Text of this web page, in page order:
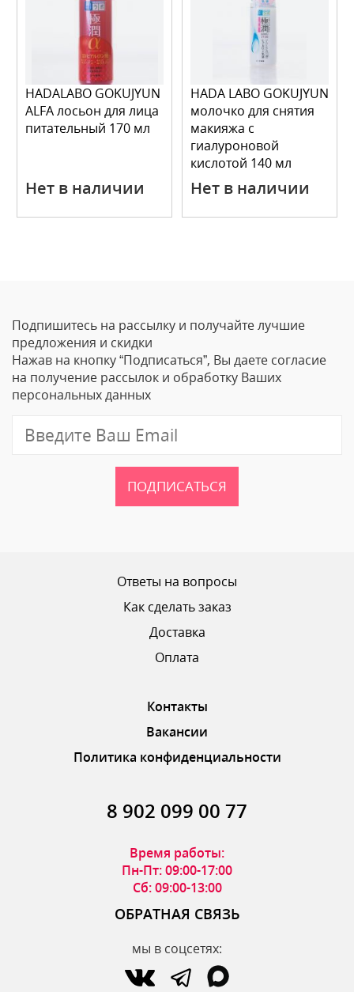
HADALABO GOKUJYUN
ALFA лосьон для лица
питательный 170 мл
Нет в наличии
HADA LABO GOKUJYUN
молочко для снятия
макияжа с
гиалуроновой
кислотой 140 мл
Нет в наличии
Подпишитесь на рассылку и получайте лучшие
предложения и скидки
Нажав на кнопку “Подписаться”, Вы даете согласие
на получение рассылок и обработку Ваших
персональных данных
ПОДПИСАТЬСЯ
Ответы на вопросы
Как сделать заказ
Доставка
Оплата
Контакты
Вакансии
Политика конфиденциальности
8 902 099 00 77
Время работы:
Пн-Пт: 09:00-17:00
Сб: 09:00-13:00
ОБРАТНАЯ СВЯЗЬ
мы в соцсетях: